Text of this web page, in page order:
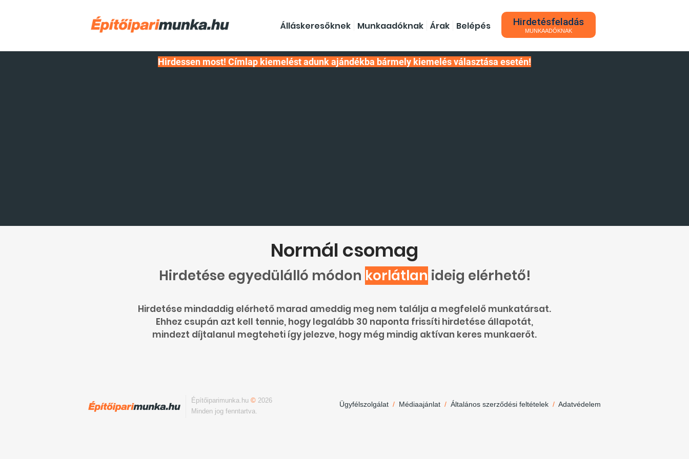
Hirdetésfeladás
MUNKAADÓKNAK
Belépés
Árak
Munkaadóknak
Álláskeresőknek
Hirdessen most! Címlap kiemelést adunk ajándékba bármely kiemelés választása esetén!
Normál csomag
Hirdetése egyedülálló módon korlátlan ideig elérhető!
Hirdetése mindaddig elérhető marad ameddig meg nem találja a megfelelő munkatársat.
Ehhez csupán azt kell tennie, hogy legalább 30 naponta frissíti hirdetése állapotát,
mindezt díjtalanul megteheti így jelezve, hogy még mindig aktívan keres munkaerőt.
Építőiparimunka.hu © 2026
Minden jog fenntartva.
Ügyfélszolgálat / Médiaajánlat / Általános szerződési feltételek / Adatvédelem